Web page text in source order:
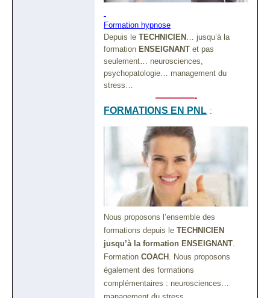
Formation hypnose
Depuis le TECHNICIEN … jusqu’à la
formation ENSEIGNANT et pas
seulement… neurosciences,
psychopatologie… management du
stress…
————-
FORMATIONS EN PNL :
Nous proposons l’ensemble des
formations depuis le TECHNICIEN
jusqu’à la formation ENSEIGNANT
Formation COACH
. Nous proposons
également des formations
complémentaires : neurosciences…